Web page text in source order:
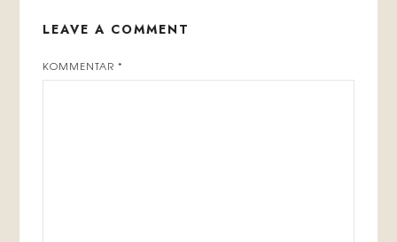
LEAVE A COMMENT
KOMMENTAR*